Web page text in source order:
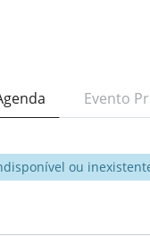
Evento
ou